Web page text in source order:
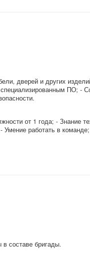
дверей и других
ПО; -
от 1 года; - Знание
Умение работать в
составе бригады.